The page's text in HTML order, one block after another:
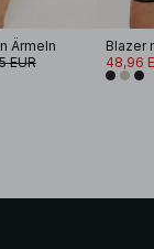
Ärmeln
EUR
Blazer
48,96